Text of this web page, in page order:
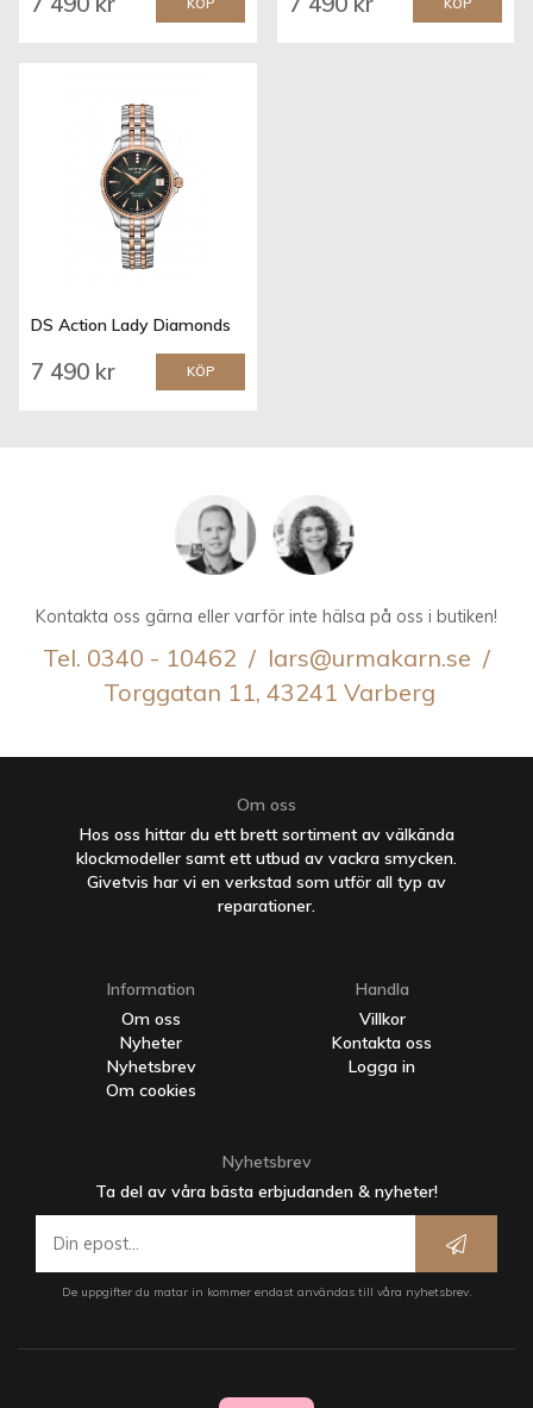
KÖP KÖP
DS Action Lady Diamonds
7 490 kr KÖP
Kontakta oss gärna eller varför inte hälsa på oss i butiken!
Tel. 0340 - 10462 / lars@urmakarn.se /
Torggatan 11, 43241 Varberg
Om oss
Hos oss hittar du ett brett sortiment av välkända
klockmodeller samt ett utbud av vackra smycken.
Givetvis har vi en verkstad som utför all typ av
reparationer.
Information
Om oss
Nyheter
Nyhetsbrev
Om cookies
Handla
Villkor
Kontakta oss
Logga in
Nyhetsbrev
Ta del av våra bästa erbjudanden & nyheter!
De uppgifter du matar in kommer endast användas till våra nyhetsbrev.